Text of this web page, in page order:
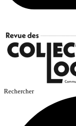
Rechercher